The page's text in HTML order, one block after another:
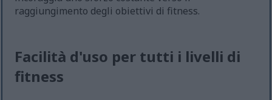
raggiungimento degli obiettivi di fitness.
Facilità d'uso per tutti i livelli di
fitness